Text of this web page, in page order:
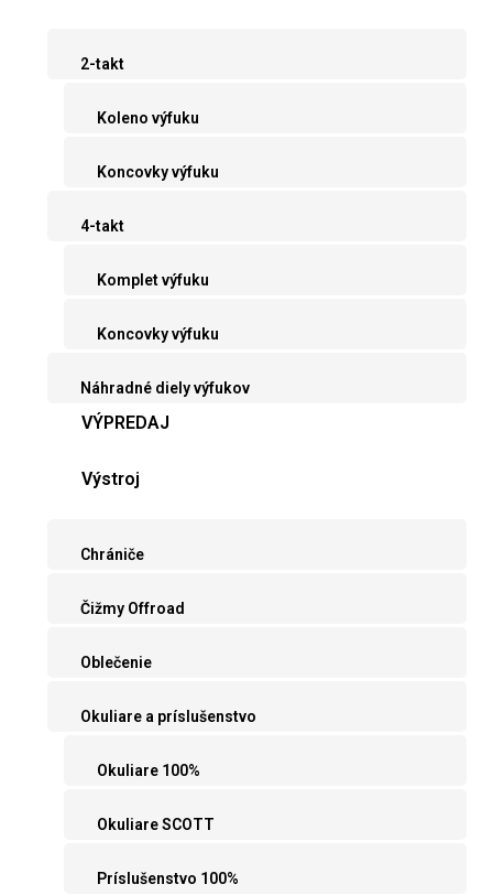
2-takt
Koleno výfuku
Koncovky výfuku
4-takt
Komplet výfuku
Koncovky výfuku
Náhradné diely výfukov
VÝPREDAJ
Výstroj
Chrániče
Čižmy Offroad
Oblečenie
Okuliare a príslušenstvo
Okuliare 100%
Okuliare SCOTT
Príslušenstvo 100%